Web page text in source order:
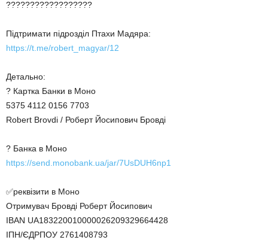
??????????????????
Підтримати підрозділ Птахи Мадяра:
https://t.me/robert_magyar/12
Детально:
? Картка Банки в Моно
5375 4112 0156 7703
Robert Brovdi / Роберт Йосипович Бровді
? Банка в Моно
https://send.monobank.ua/jar/7UsDUH6np1
✅реквізити в Моно
Отримувач Бровді Роберт Йосипович
IBAN UA183220010000026209329664428
ІПН/ЄДРПОУ 2761408793